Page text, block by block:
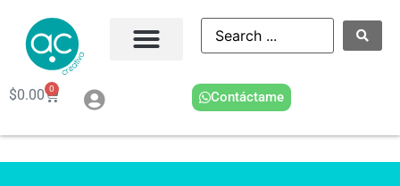
$0.00 0
Contáctame